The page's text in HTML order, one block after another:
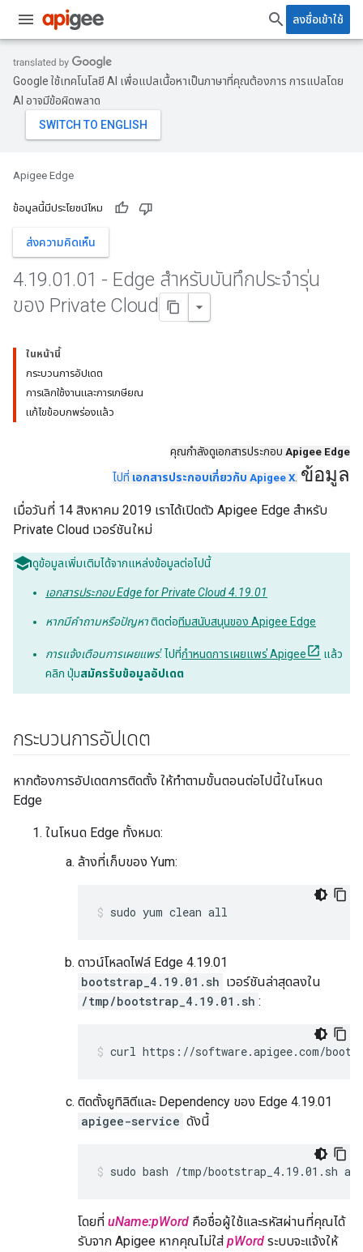
ลงชื่อเข้าใช้
Google ใช้เทคโนโลยี AI เพื่อแปลเนื้อหาเป็นภาษาที่คุณต้องการ การแปลโดย
AI อาจมีข้อผิดพลาด
Apigee Edge
ข้อมูลนี้มีประโยชน์ไหม
ส่งความคิดเห็น
4.19.01.01 - Edge สำหรับบันทึกประจำรุ่น
ของ Private Cloud
ในหน้านี้
กระบวนการอัปเดต
การเลิกใช้งานและการเกษียณ
แก้ไขข้อบกพร่องแล้ว
คุณกำลังดูเอกสารประกอบ Apigee Edge
ไปที่ เอกสารประกอบเกี่ยวกับ Apigee X. ข้อมูล
เมื่อวันที่ 14 สิงหาคม 2019 เราได้เปิดตัว Apigee Edge สำหรับ
Private Cloud เวอร์ชันใหม่
ดูข้อมูลเพิ่มเติมได้จากแหล่งข้อมูลต่อไปนี้
เอกสารประกอบ Edge for Private Cloud 4.19.01
หากมีคำถามหรือปัญหาติดต่อทีมสนับสนุนของ Apigee Edge
การแจ้งเตือนการเผยแพร่: ไปที่กำหนดการเผยแพร่ Apigee
แล้ว
คลิก ปุ่มสมัครรับข้อมูลอัปเดต
กระบวนการอัปเดต
หากต้องการอัปเดตการติดตั้ง ให้ทำตามขั้นตอนต่อไปนี้ในโหนด
Edge
ในโหนด Edge ทั้งหมด:
ล้างที่เก็บของ Yum:
sudo yum clean all
ดาวน์โหลดไฟล์ Edge 4.19.01
bootstrap_4.19.01.sh เวอร์ชันล่าสุดลงใน
/tmp/bootstrap_4.19.01.sh :
curl https://software.apigee.com/
ติดตั้งยูทิลิตีและ Dependency ของ Edge 4.19.01
apigee-service ดังนี้
sudo bash /tmp/bootstrap_4.19.01.sh
โดยที่ uName:pWord คือชื่อผู้ใช้และรหัสผ่านที่คุณได้
รับจาก Apigee หากคุณไม่ใส่ pWord ระบบจะแจ้งให้